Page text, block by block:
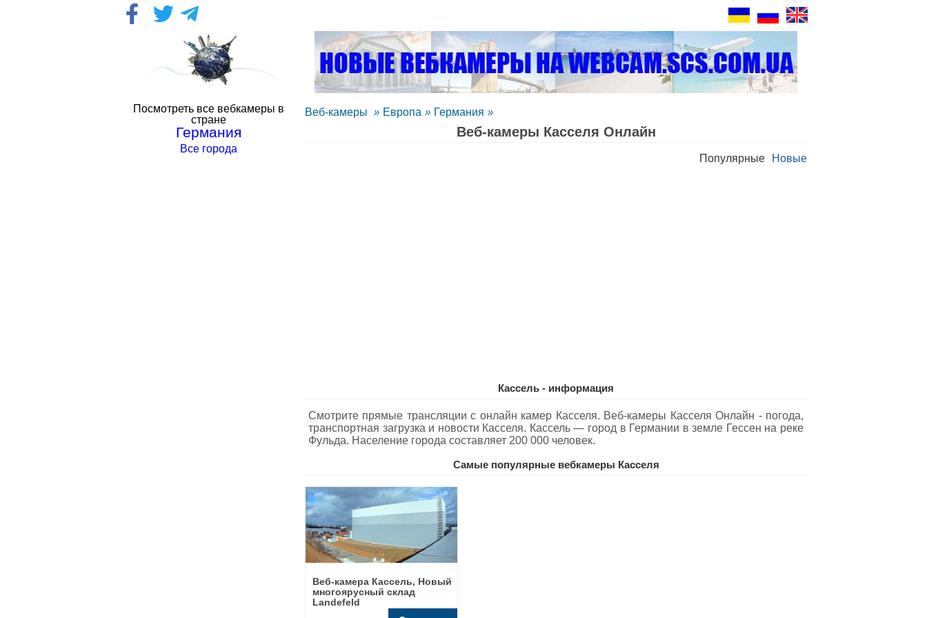
Посмотреть все вебкамеры в
стране
Германия
Все города
Веб-камеры » Европа » Германия »
Веб-камеры Касселя Oнлайн
Новые
Популярные
Кассель - информация
Смотрите прямые трансляции с онлайн камер Касселя. Веб-камеры Касселя Oнлайн - погода,
транспортная загрузка и новости Касселя. Кассель — город в Германии в земле Гессен на реке
Фульда. Население города составляет 200 000 человек.
Самые популярные вебкамеры Касселя
Веб-камера Кассель, Новый
многоярусный склад
Landefeld